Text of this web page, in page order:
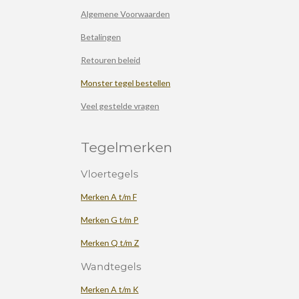
Algemene Voorwaarden
Betalingen
Retouren beleid
Monster tegel bestellen
Veel gestelde vragen
Tegelmerken
Vloertegels
Merken A t/m F
Merken G t/m P
Merken Q t/m Z
Wandtegels
Merken A t/m K